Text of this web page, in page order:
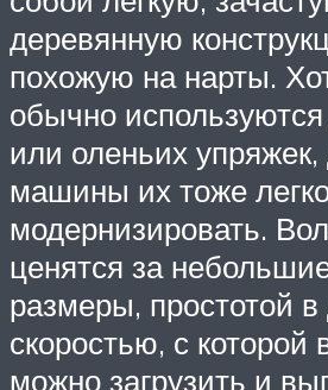
деревянную
похожую на нарты.
обычно
или оленьих
машины их тоже
модернизировать.
ценятся за
размеры, простотой
скоростью, с которой
можно загрузить и